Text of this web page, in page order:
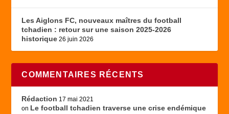
Les Aiglons FC, nouveaux maîtres du football
tchadien : retour sur une saison 2025-2026
historique 26 juin 2026
COMMENTAIRES RÉCENTS
Rédaction 17 mai 2021
on Le football tchadien traverse une crise endémique